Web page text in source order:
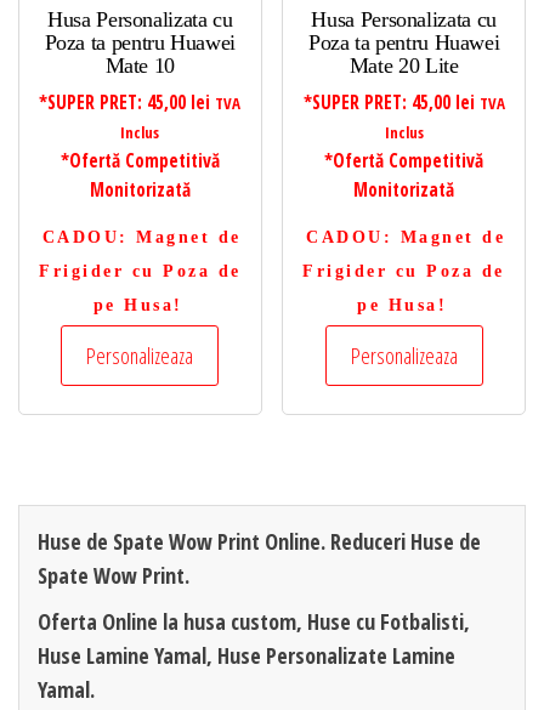
Husa Personalizata cu
Poza ta pentru Huawei
Mate 10
*SUPER PRET: 45,00 lei TVA
Inclus
*Ofertă Competitivă
Monitorizată
CADOU : Magnet de
Frigider cu Poza de
pe Husa!
Personalizeaza
Husa Personalizata cu
Poza ta pentru Huawei
Mate 20 Lite
*SUPER PRET: 45,00 lei TVA
Inclus
*Ofertă Competitivă
Monitorizată
CADOU : Magnet de
Frigider cu Poza de
pe Husa!
Personalizeaza
Huse de Spate Wow Print Online. Reduceri Huse de
Spate Wow Print.
Oferta Online la husa custom, Huse cu Fotbalisti,
Huse Lamine Yamal, Huse Personalizate Lamine
Yamal.